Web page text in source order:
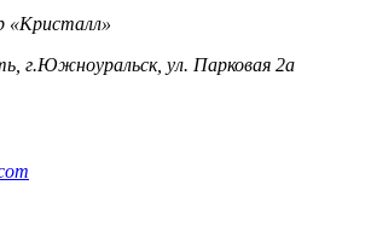
«Кристалл»
г.Южноуральск, ул. Парковая 2а